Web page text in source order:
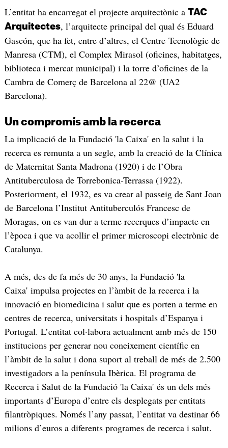
L’entitat ha encarregat el projecte arquitectònic a TAC
Arquitectes, l’arquitecte principal del qual és Eduard
Gascón, que ha fet, entre d’altres, el Centre Tecnològic de
Manresa (CTM), el Complex Mirasol (oficines, habitatges,
biblioteca i mercat municipal) i la torre d’oficines de la
Cambra de Comerç de Barcelona al 22@ (UA2
Barcelona).
Un compromís amb la recerca
La implicació de la Fundació 'la Caixa' en la salut i la
recerca es remunta a un segle, amb la creació de la Clínica
de Maternitat Santa Madrona (1920) i de l’Obra
Antituberculosa de Torrebonica-Terrassa (1922).
Posteriorment, el 1932, es va crear al passeig de Sant Joan
de Barcelona l’Institut Antituberculós Francesc de
Moragas, on es van dur a terme recerques d’impacte en
l’època i que va acollir el primer microscopi electrònic de
Catalunya.
A més, des de fa més de 30 anys, la Fundació 'la
Caixa' impulsa projectes en l’àmbit de la recerca i la
innovació en biomedicina i salut que es porten a terme en
centres de recerca, universitats i hospitals d’Espanya i
Portugal. L’entitat col·labora actualment amb més de 150
institucions per generar nou coneixement científic en
l’àmbit de la salut i dona suport al treball de més de 2.500
investigadors a la península Ibèrica. El programa de
Recerca i Salut de la Fundació 'la Caixa' és un dels més
importants d’Europa d’entre els desplegats per entitats
filantròpiques. Només l’any passat, l’entitat va destinar 66
milions d’euros a diferents programes de recerca i salut.